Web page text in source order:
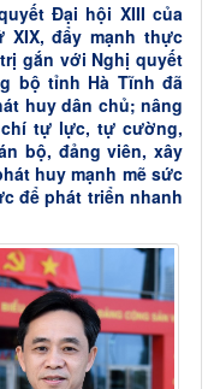
Đại hội XIII của
đẩy mạnh thực
gắn với Nghị quyết
bộ tỉnh Hà Tĩnh đã
huy dân chủ; nâng
tự lực, tự cường,
bộ, đảng viên, xây
huy mạnh mẽ sức
để phát triển nhanh